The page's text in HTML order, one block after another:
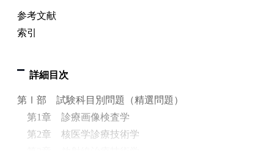
参考文献
索引
詳細目次
第Ⅰ部 試験科目別問題（精選問題）
第1章 診療画像検査学
第2章 核医学診療技術学